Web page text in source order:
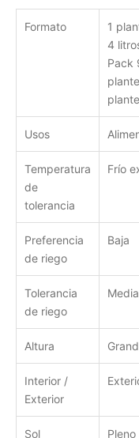
Formato
1
4
Pack
Usos
Temperatura
de
tolerancia
Frío
Preferencia
de riego
Baja
Tolerancia
de riego
Media
Altura
Interior /
Exterior
Sol
Pleno